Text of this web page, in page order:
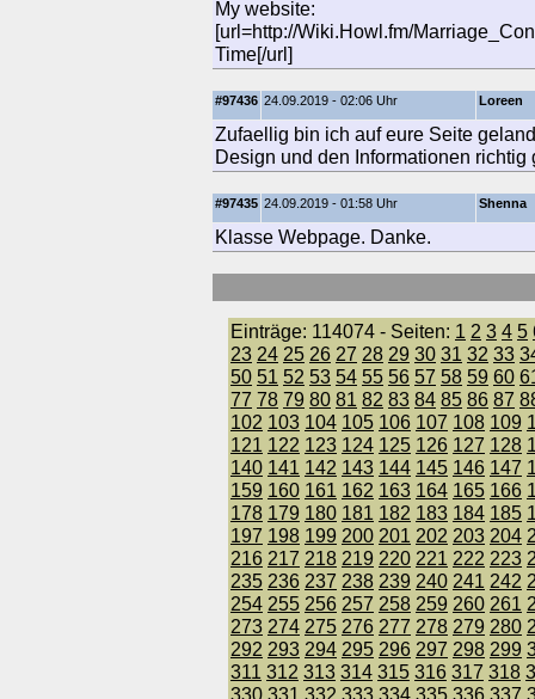
My website:
[url=http://Wiki.Howl.fm/
Time[/url]
#97436 24.09.2019 - 02:06 Uhr Loreen
Zufaellig bin ich auf eure Seite
Design und den Informationen richtig
#97435 24.09.2019 - 01:58 Uhr Shenna
Klasse Webpage. Danke.
Einträge: 114074 - Seiten: 1 2 3 4 5
23 24 25 26 27 28 29 30 31 32 33
50 51 52 53 54 55 56 57 58 59 60
77 78 79 80 81 82 83 84 85 86 87
102 103 104 105 106 107 108 109
121 122 123 124 125 126 127 128
140 141 142 143 144 145 146 147
159 160 161 162 163 164 165 166
178 179 180 181 182 183 184 185
197 198 199 200 201 202 203 204
216 217 218 219 220 221 222 223
235 236 237 238 239 240 241 242
254 255 256 257 258 259 260 261
273 274 275 276 277 278 279 280
292 293 294 295 296 297 298 299
311 312 313 314 315 316 317 318
330 331 332 333 334 335 336 337